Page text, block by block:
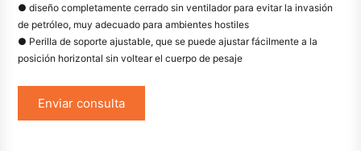
● diseño completamente cerrado sin ventilador para evitar la invasión
de petróleo, muy adecuado para ambientes hostiles
● Perilla de soporte ajustable, que se puede ajustar fácilmente a la
posición horizontal sin voltear el cuerpo de pesaje
Enviar consulta